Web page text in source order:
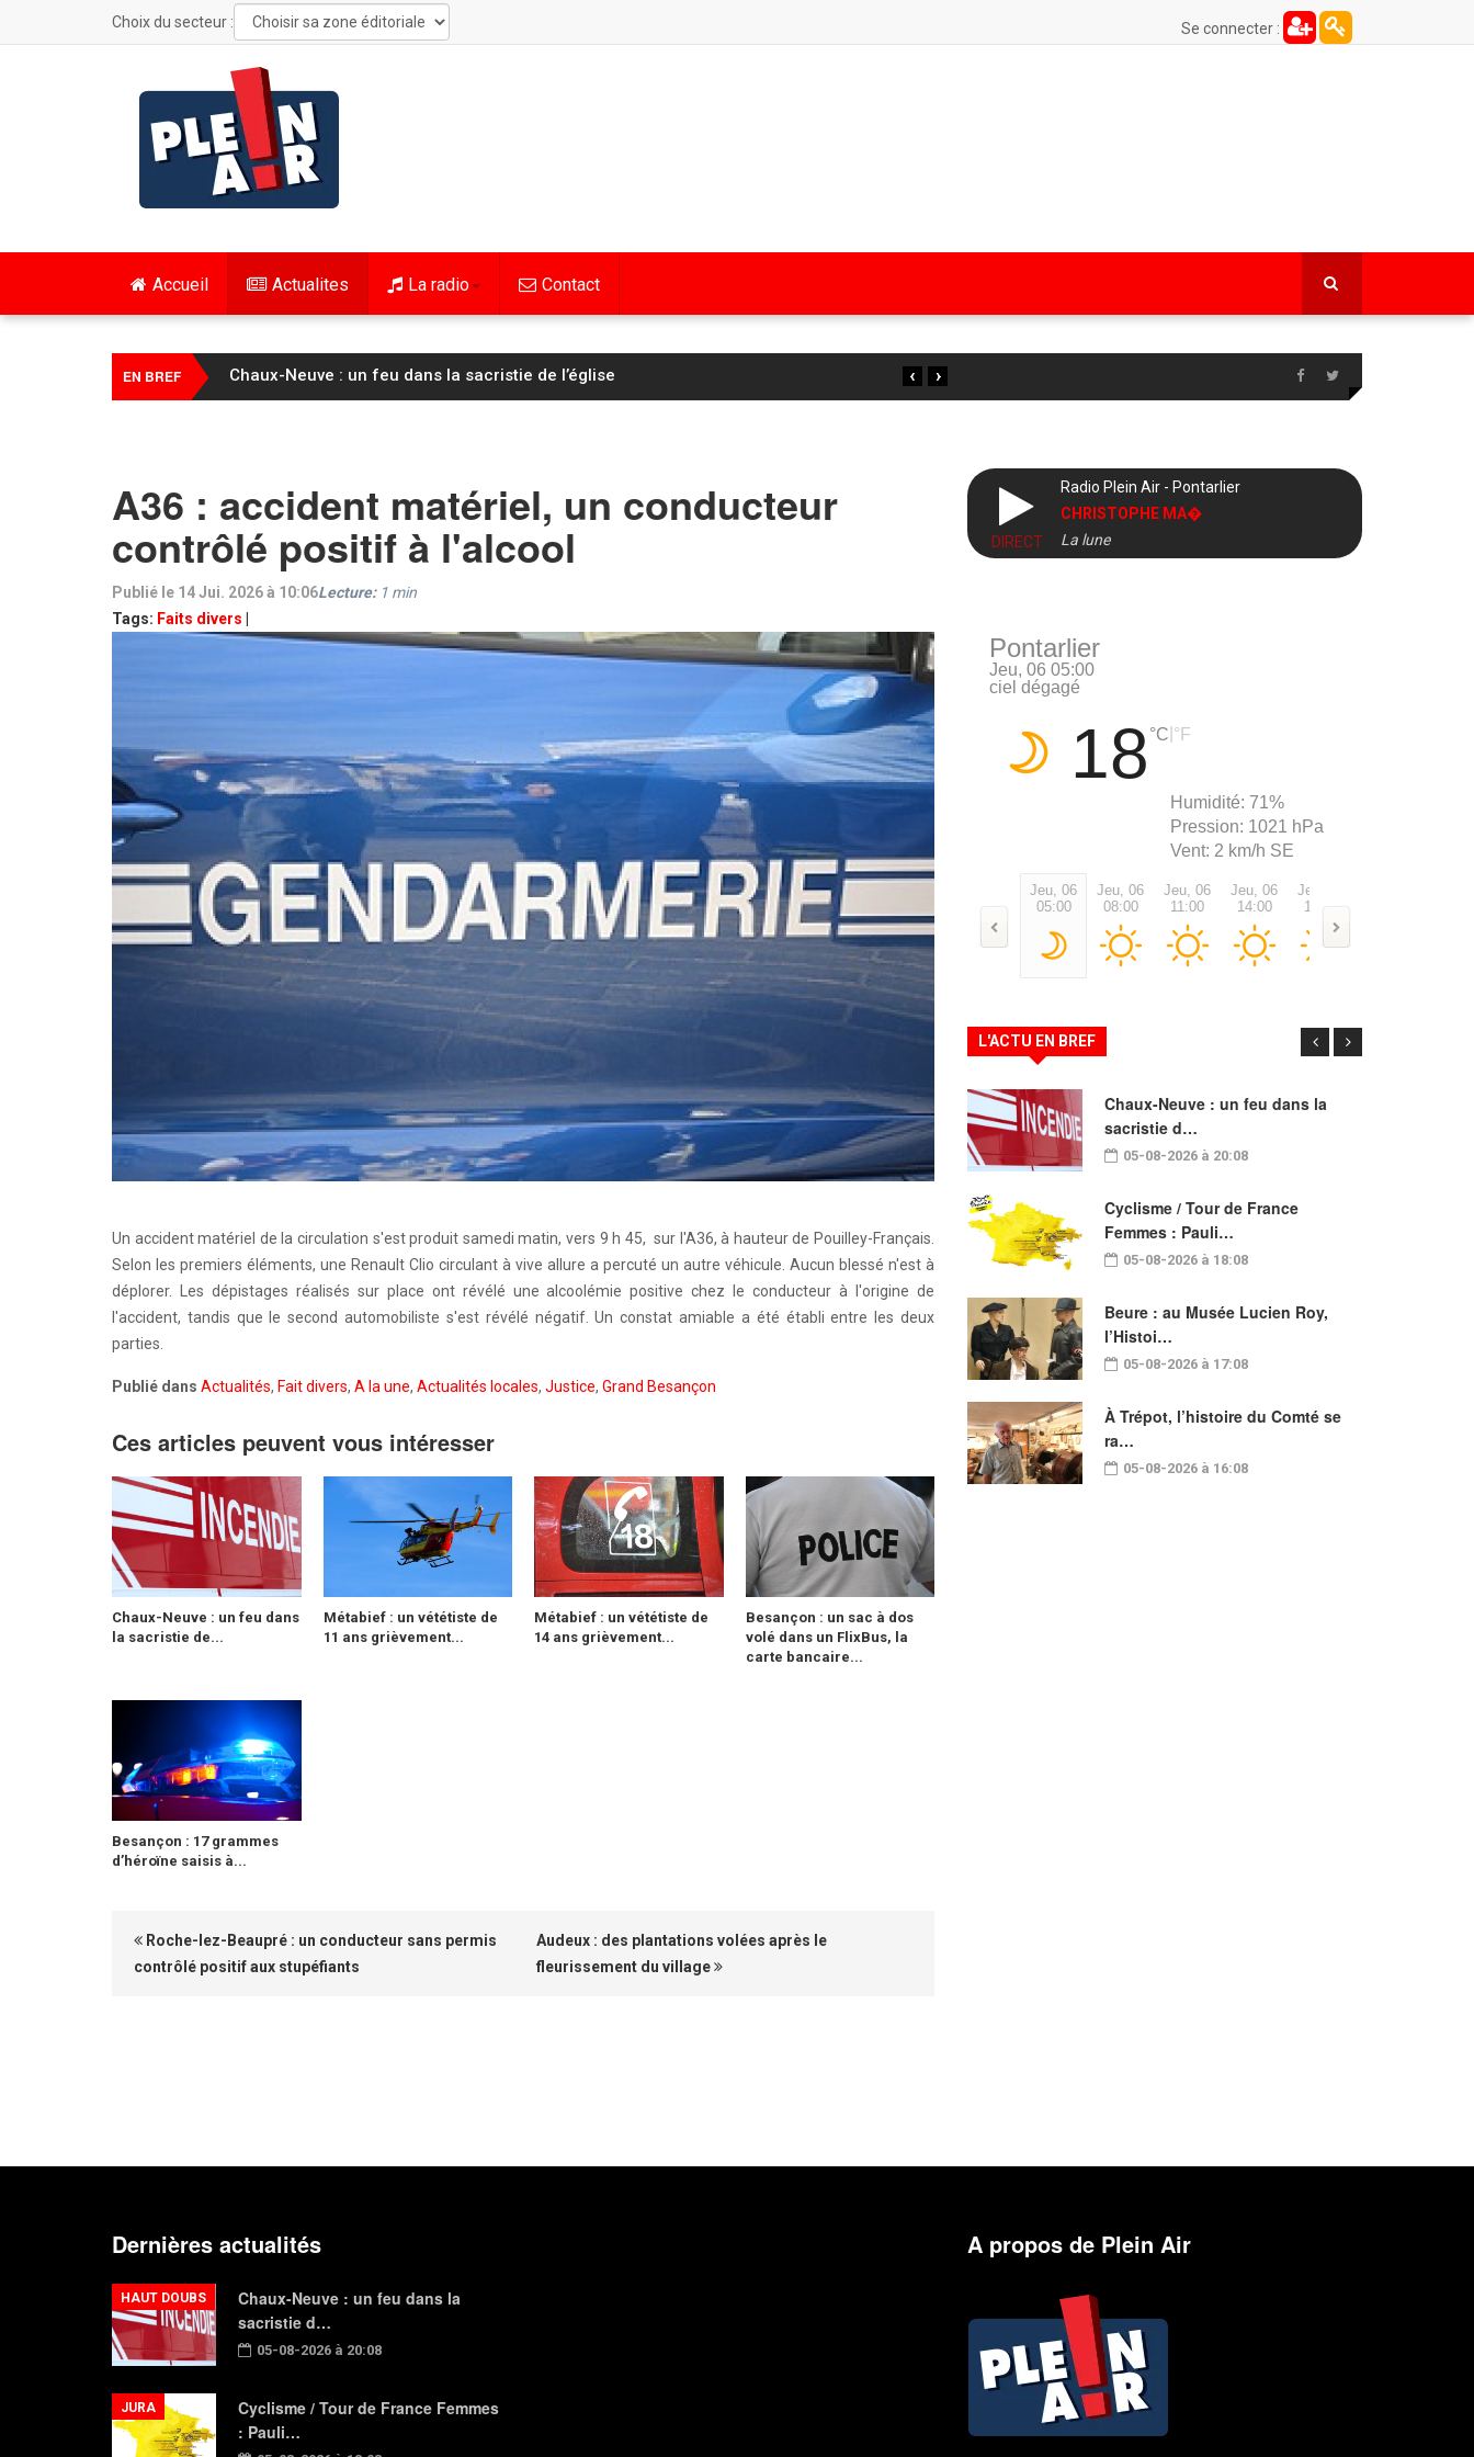
Choix du secteur : Se connecter :
Accueil Actualites La radio Contact
EN BREF Cyclisme / Tour de France Femmes : Pauline Ferrand-Prévot perd encore du temps ›
‹
A36 : accident matériel, un conducteur
contrôlé positif à l'alcool
Publié le 14 Jui. 2026 à 10:06
Tags: Faits divers
Lecture: 1 min
Un accident matériel de la circulation s'est produit samedi matin, vers 9 h 45, sur l'A36, à hauteur de Pouilley-Français.
Selon les premiers éléments, une Renault Clio circulant à vive allure a percuté un autre véhicule. Aucun blessé n'est à
déplorer. Les dépistages réalisés sur place ont révélé une alcoolémie positive chez le conducteur à l'origine de
l'accident, tandis que le second automobiliste s'est révélé négatif. Un constat amiable a été établi entre les deux
parties.
Publié dans Actualités, Fait divers, A la une, Actualités locales, Justice, Grand Besançon
Ces articles peuvent vous intéresser
Chaux-Neuve : un feu dans
la sacristie de...
Métabief : un vététiste de
11 ans grièvement...
Métabief : un vététiste de
14 ans grièvement...
Besançon : un sac à dos
volé dans un FlixBus, la
carte bancaire...
Besançon : 17 grammes
d’héroïne saisis à...
Roche-lez-Beaupré : un conducteur sans permis
contrôlé positif aux stupéfiants
Audeux : des plantations volées après le
fleurissement du village
DIRECT
Radio Plein Air - Pontarlier
CHRISTOPHE MA�
La lune
Pontarlier
Jeu, 06 05:00
ciel dégagé
18 °C °F
Humidité: 71%
Pression: 1021 hPa
Vent: 2 km/h SE
Jeu, 06
05:00
Jeu, 06
08:00
Jeu, 06
11:00
Jeu, 06
14:00
Jeu, 06
17:00
L'ACTU EN BREF
Chaux-Neuve : un feu dans la
sacristie d…
05-08-2026 à 20:08
Cyclisme / Tour de France
Femmes : Pauli…
05-08-2026 à 18:08
Beure : au Musée Lucien Roy,
l’Histoi…
05-08-2026 à 17:08
À Trépot, l’histoire du Comté se
ra…
05-08-2026 à 16:08
Dernières actualités
Chaux-Neuve : un feu dans la
sacristie d…
05-08-2026 à 20:08
HAUT DOUBS
Cyclisme / Tour de France Femmes
: Pauli…
JURA
A propos de Plein Air